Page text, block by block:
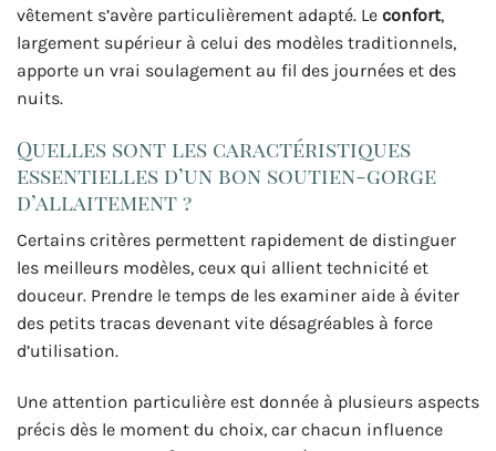
vêtement s’avère particulièrement adapté. Le confort,
largement supérieur à celui des modèles traditionnels,
apporte un vrai soulagement au fil des journées et des
nuits.
Quelles sont les caractéristiques
essentielles d’un bon soutien-gorge
d’allaitement ?
Certains critères permettent rapidement de distinguer
les meilleurs modèles, ceux qui allient technicité et
douceur. Prendre le temps de les examiner aide à éviter
des petits tracas devenant vite désagréables à force
d’utilisation.
Une attention particulière est donnée à plusieurs aspects
précis dès le moment du choix, car chacun influence